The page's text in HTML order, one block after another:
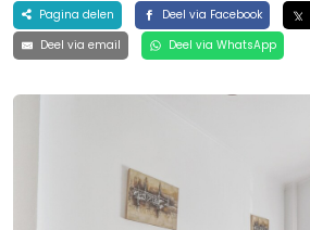
Pagina delen Deel via Facebook
Deel via email
Deel via WhatsApp